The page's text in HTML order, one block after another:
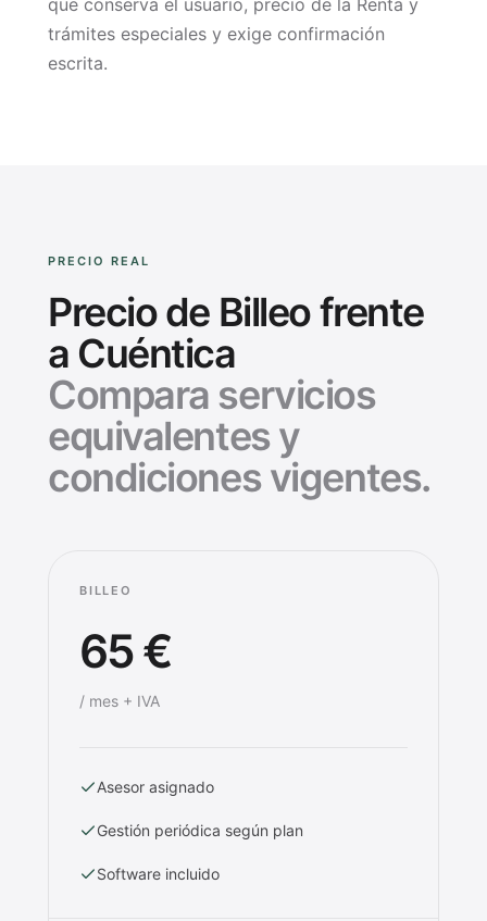
que conserva el usuario, precio de la Renta y
trámites especiales y exige confirmación
escrita.
PRECIO REAL
Precio de Billeo frente
a Cuéntica
Compara servicios
equivalentes y
condiciones vigentes.
BILLEO
65 €
/ mes + IVA
Asesor asignado
Gestión periódica según plan
Software incluido